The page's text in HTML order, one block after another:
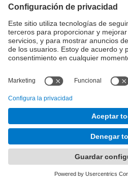
https://
splay?
Better data
scholars,
University Press,
9780231550154
https://
splay?